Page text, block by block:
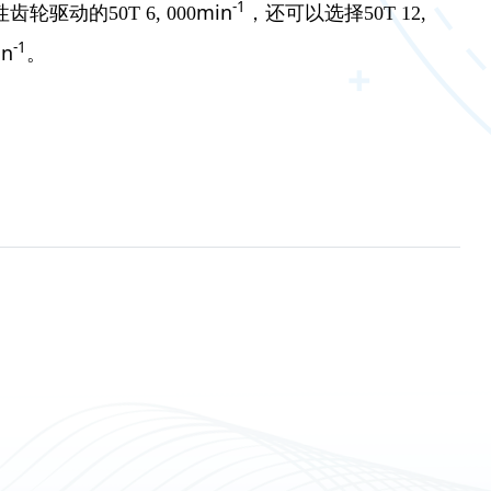
齿轮驱动的50T 6, 000min-1 ，还可以选择50T 12,
-1 。